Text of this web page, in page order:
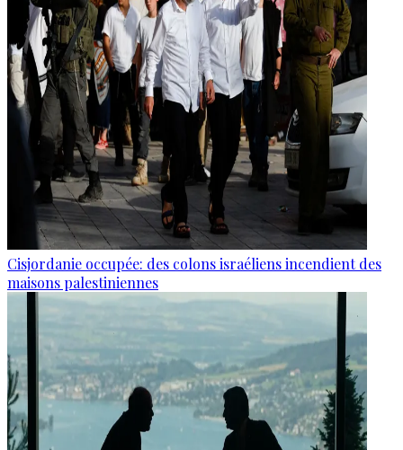
Cisjordanie occupée: des colons israéliens incendient des
maisons palestiniennes